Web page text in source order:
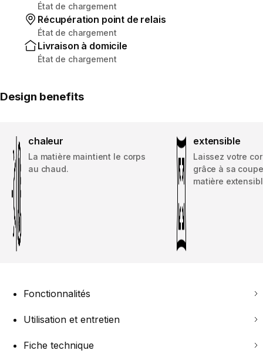
État de chargement
Récupération point de relais
État de chargement
Livraison à domicile
État de chargement
Design benefits
chaleur
La matière maintient le corps
au chaud.
extensible
Laissez votre
grâce à sa
matière
Fonctionnalités
Utilisation et entretien
Fiche technique